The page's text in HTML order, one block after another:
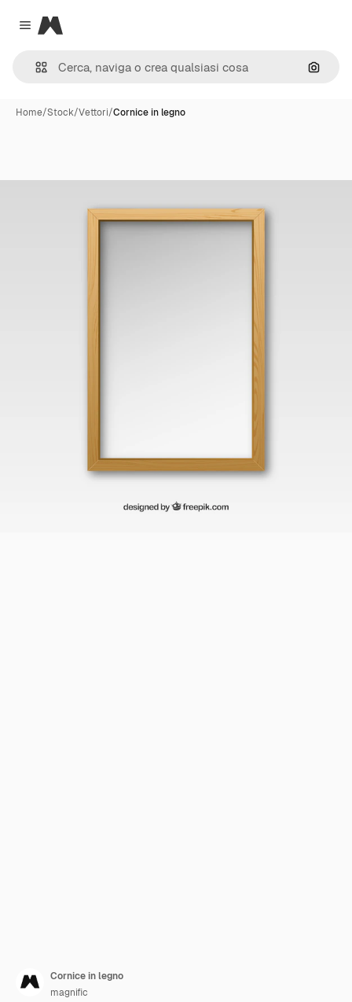
Close menu
Magnific
Cerca
Home/Stock/Vettori/Cornice in legno
Cornice in legno
magnific